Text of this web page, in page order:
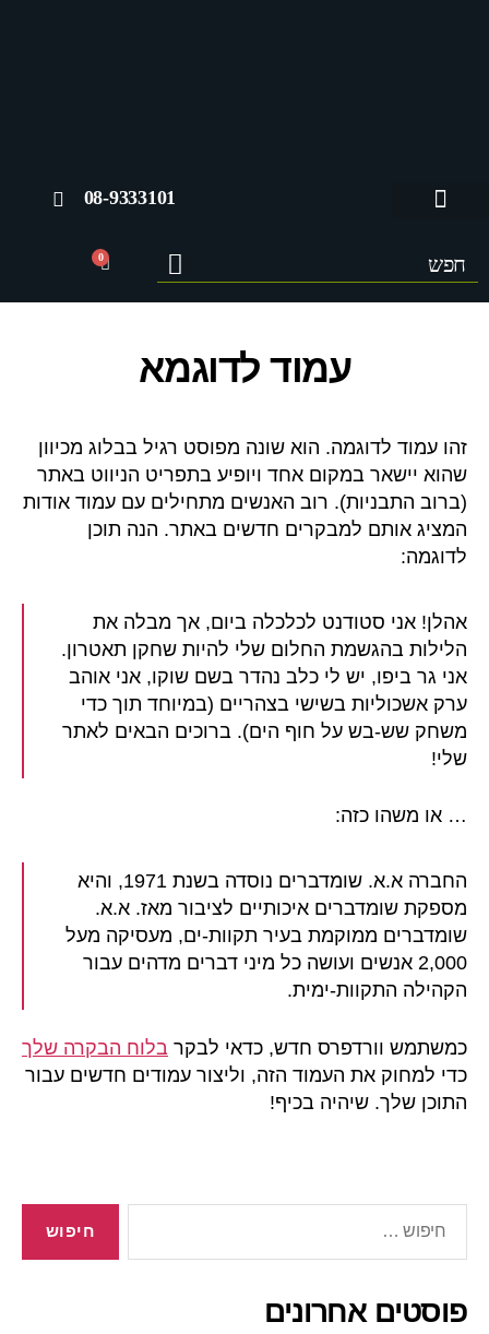
08-9333101
0
עמוד לדוגמא
זהו עמוד לדוגמה. הוא שונה מפוסט רגיל בבלוג מכיוון
שהוא יישאר במקום אחד ויופיע בתפריט הניווט באתר
(ברוב התבניות). רוב האנשים מתחילים עם עמוד אודות
המציג אותם למבקרים חדשים באתר. הנה תוכן
לדוגמה:
אהלן! אני סטודנט לכלכלה ביום, אך מבלה את
הלילות בהגשמת החלום שלי להיות שחקן תאטרון.
אני גר ביפו, יש לי כלב נהדר בשם שוקו, אני אוהב
ערק אשכוליות בשישי בצהריים (במיוחד תוך כדי
משחק שש-בש על חוף הים). ברוכים הבאים לאתר
שלי!
… או משהו כזה:
החברה א.א. שומדברים נוסדה בשנת 1971, והיא
מספקת שומדברים איכותיים לציבור מאז. א.א.
שומדברים ממוקמת בעיר תקוות-ים, מעסיקה מעל
2,000 אנשים ועושה כל מיני דברים מדהים עבור
הקהילה התקוות-ימית.
כמשתמש וורדפרס חדש, כדאי לבקר בלוח הבקרה שלך
כדי למחוק את העמוד הזה, וליצור עמודים חדשים עבור
התוכן שלך. שיהיה בכיף!
פוסטים אחרונים